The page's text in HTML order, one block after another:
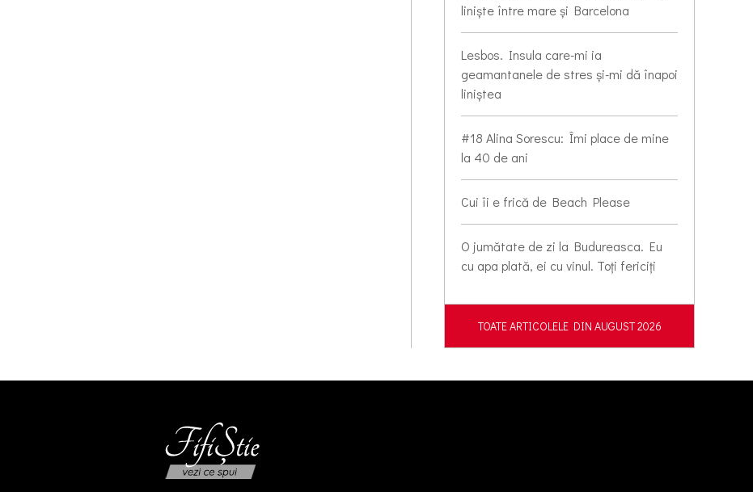
liniște între mare și Barcelona
Lesbos. Insula care-mi ia
geamantanele de stres și-mi dă înapoi
liniștea
#18 Alina Sorescu: Îmi place de mine
la 40 de ani
Cui îi e frică de Beach Please
O jumătate de zi la Budureasca. Eu
cu apa plată, ei cu vinul. Toți fericiți
TOATE ARTICOLELE DIN AUGUST 2026